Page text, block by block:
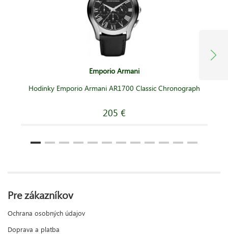
Emporio Armani
Hodinky Emporio Armani AR1700 Classic Chronograph
205 €
Pre zákazníkov
Ochrana osobných údajov
Doprava a platba